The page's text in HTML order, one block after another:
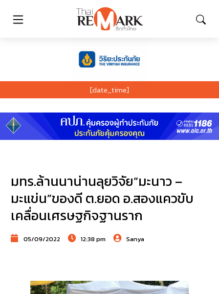
[date_time]
มทร.ล้านนาน่านลุยวิจัย”มะนาว –
มะแข่น”ของดี ต.ยอด อ.สองแควขับ
เคลื่อนเศรษฐกิจฐานราก
05/09/2022 12:38 pm Sanya